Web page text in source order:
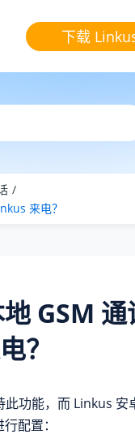
下载
来电？
GSM
？
此功能，而 Linkus 安
配置：